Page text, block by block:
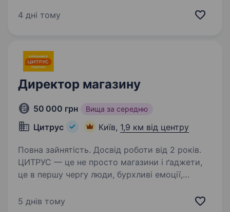
магазинів і безпосередньо впливайте на їхні
4 дні тому
Директор магазину
50 000 грн Вища за середню
Цитрус Київ, 1,9 км від центру
Повна зайнятість. Досвід роботи від 2 років.
ЦИТРУС — це не просто магазини і ґаджети,
це в першу чергу люди, бурхливі емоції,
Ми створюємо середовище, де кожен може
5 днів тому